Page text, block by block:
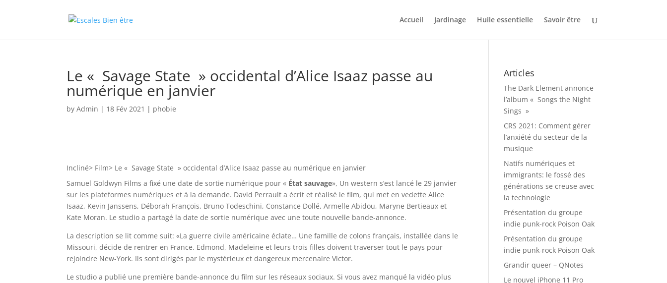
Accueil Jardinage Huile essentielle Savoir être
Le « Savage State » occidental d’Alice Isaaz passe au
numérique en janvier
byAdmin | 18 Fév 2021 | phobie
Incliné> Film> Le « Savage State » occidental d’Alice Isaaz passe au numérique en janvier
Samuel Goldwyn Films a fixé une date de sortie numérique pour « État sauvage», Un western s’est lancé le 29 janvier
sur les plateformes numériques et à la demande. David Perrault a écrit et réalisé le film, qui met en vedette Alice
Isaaz, Kevin Janssens, Déborah François, Bruno Todeschini, Constance Dollé, Armelle Abidou, Maryne Bertieaux et
Kate Moran. Le studio a partagé la date de sortie numérique avec une toute nouvelle bande-annonce.
La description se lit comme suit: «La guerre civile américaine éclate… Une famille de colons français, installée dans le
Missouri, décide de rentrer en France. Edmond, Madeleine et leurs trois filles doivent traverser tout le pays pour
rejoindre New-York. Ils sont dirigés par le mystérieux et dangereux mercenaire Victor.
Le studio a publié une première bande-annonce du film sur les réseaux sociaux. Si vous avez manqué la vidéo plus
Articles
The Dark Element annonce
l’album « Songs the Night
Sings »
CRS 2021: Comment gérer
l’anxiété du secteur de la
musique
Natifs numériques et
immigrants: le fossé des
générations se creuse avec
la technologie
Présentation du groupe
indie punk-rock Poison Oak
Présentation du groupe
indie punk-rock Poison Oak
Grandir queer – QNotes
Le nouvel iPhone 11 Pro